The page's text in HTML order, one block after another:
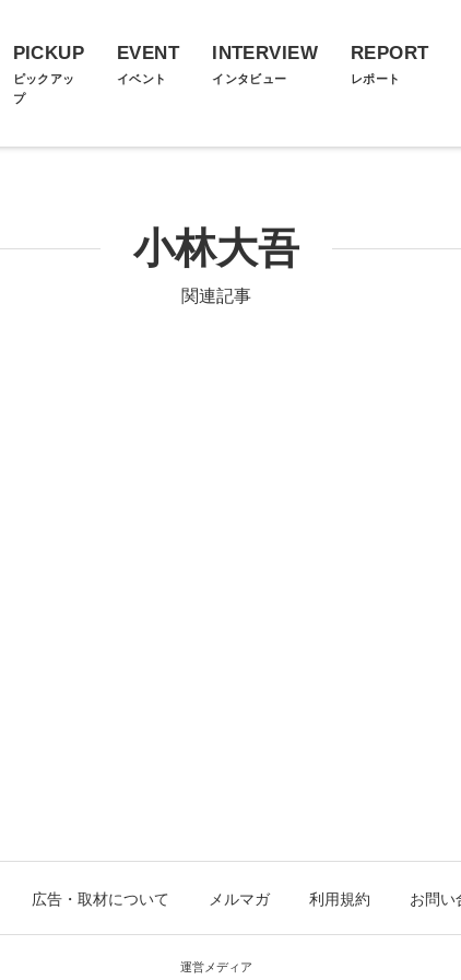
PICKUP
ピックアッ
プ
EVENT
イベント
INTERVIEW
インタビュー
REPORT
レポート
小林大吾
関連記事
広告・取材について メルマガ 利用規約 お問い
運営メディア